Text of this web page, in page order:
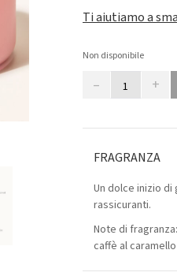
Ti aiutiamo a
Non disponibile
– +
FRAGRANZA
Un dolce inizio
rassicuranti.
Note di
caffè al